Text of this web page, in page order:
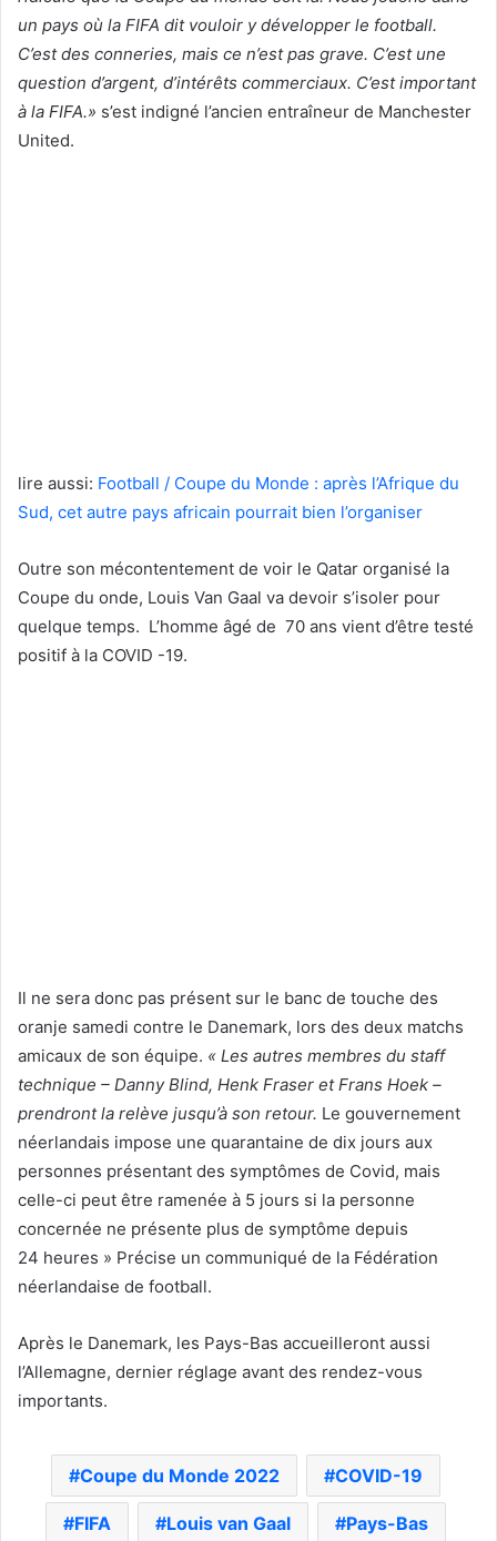
un pays où la FIFA dit vouloir y développer le football.
C’est des conneries, mais ce n’est pas grave. C’est une
question d’argent, d’intérêts commerciaux. C’est important
à la FIFA.» s’est indigné l’ancien entraîneur de Manchester
United.
lire aussi: Football / Coupe du Monde : après l’Afrique du
Sud, cet autre pays africain pourrait bien l’organiser
Outre son mécontentement de voir le Qatar organisé la
Coupe du onde, Louis Van Gaal va devoir s’isoler pour
quelque temps. L’homme âgé de 70 ans vient d’être testé
positif à la COVID -19.
Il ne sera donc pas présent sur le banc de touche des
oranje samedi contre le Danemark, lors des deux matchs
amicaux de son équipe. « Les autres membres du staff
technique – Danny Blind, Henk Fraser et Frans Hoek –
prendront la relève jusqu’à son retour. Le gouvernement
néerlandais impose une quarantaine de dix jours aux
personnes présentant des symptômes de Covid, mais
celle-ci peut être ramenée à 5 jours si la personne
concernée ne présente plus de symptôme depuis
24 heures » Précise un communiqué de la Fédération
néerlandaise de football.
Après le Danemark, les Pays-Bas accueilleront aussi
l’Allemagne, dernier réglage avant des rendez-vous
importants.
Coupe du Monde 2022 COVID-19
FIFA Louis van Gaal Pays-Bas